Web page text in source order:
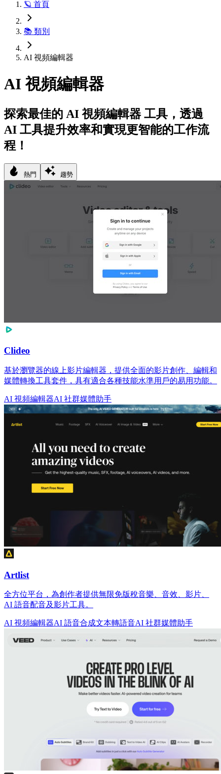
🪐 首頁
📚 類別
AI 視頻編輯器
AI 視頻編輯器
探索最佳的 AI 視頻編輯器 工具，透過
AI 工具提升效率和實現更智能的工作流
程！
熱門 趨勢
Clideo
基於瀏覽器的線上影片編輯器，提供全面的影片創作、編輯和
媒體轉換工具套件，具有適合各種技能水準用戶的易用功能。
AI 視頻編輯器AI 社群媒體助手
Artlist
全方位平台，為創作者提供無限免版稅音樂、音效、影片、
AI 語音配音及影片工具。
AI 視頻編輯器AI 語音合成文本轉語音AI 社群媒體助手